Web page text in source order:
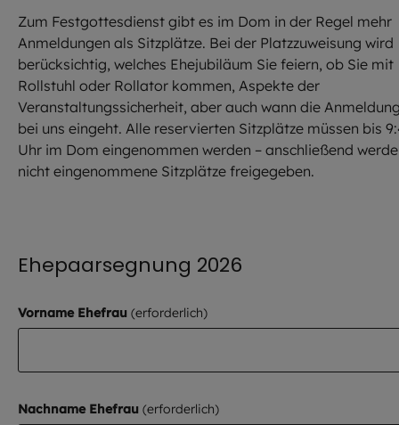
Zum Festgottesdienst gibt es im Dom in der Regel mehr
Anmeldungen als Sitzplätze. Bei der Platzzuweisung wird
berücksichtig, welches Ehejubiläum Sie feiern, ob Sie mit
Rollstuhl oder Rollator kommen, Aspekte der
Veranstaltungssicherheit, aber auch wann die
bei uns eingeht. Alle reservierten Sitzplätze müssen bis
Uhr im Dom eingenommen werden – anschließend
nicht eingenommene Sitzplätze freigegeben.
Ehepaarsegnung 2026
Vorname Ehefrau
Nachname Ehefrau